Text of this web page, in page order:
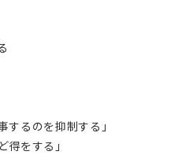
するのを抑制する」
得をする」